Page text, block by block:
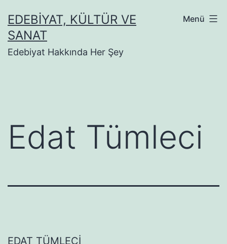
geçEDEBIYAT, KÜLTÜR VE
SANAT
Edebiyat Hakkında Her Şey
Menü
Edat Tümleci
EDAT TÜMLECİ